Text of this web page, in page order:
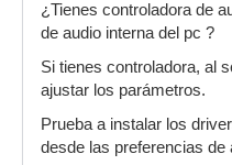
¿Tienes controladora de
de audio interna del pc ?
Si tienes controladora, al
ajustar los parámetros.
Prueba a instalar los
desde las preferencias de